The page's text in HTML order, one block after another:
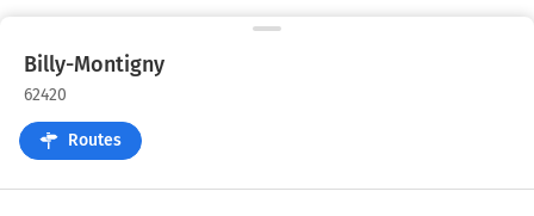
Billy-Montigny
62420
Routes